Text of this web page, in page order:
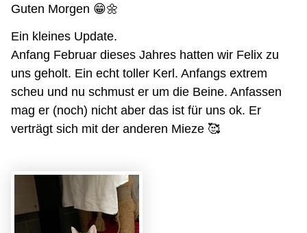
Guten Morgen 😁🌼
Ein kleines Update.
Anfang Februar dieses Jahres hatten wir Felix zu
uns geholt. Ein echt toller Kerl. Anfangs extrem
scheu und nu schmust er um die Beine. Anfassen
mag er (noch) nicht aber das ist für uns ok. Er
verträgt sich mit der anderen Mieze 🥰